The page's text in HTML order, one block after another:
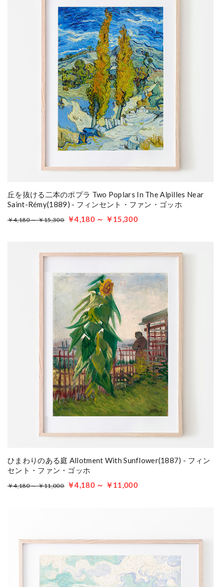
丘を抜ける二本のポプラ Two Poplars In The Alpilles Near
Saint-Rémy(1889) - フィンセント・ファン・ゴッホ
￥4,180 ～ ￥15,300 ￥4,180 ～ ￥15,300
ひまわりのある庭 Allotment With Sunflower(1887) - フィン
セント・ファン・ゴッホ
￥4,180 ～ ￥11,000 ￥4,180 ～ ￥11,000